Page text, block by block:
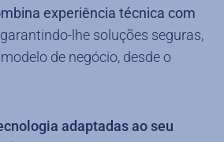
experiência técnica com
garantindo-lhe soluções seguras,
de negócio, desde o
adaptadas ao seu